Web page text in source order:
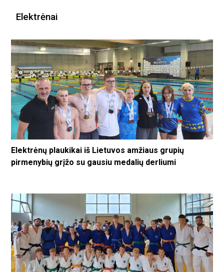
Elektrėnai
Elektrėnų plaukikai iš Lietuvos amžiaus grupių
pirmenybių grįžo su gausiu medalių derliumi